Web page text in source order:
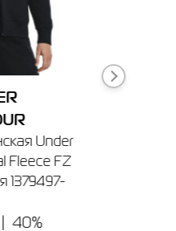
Under
Fleece FZ
1379497-
40%